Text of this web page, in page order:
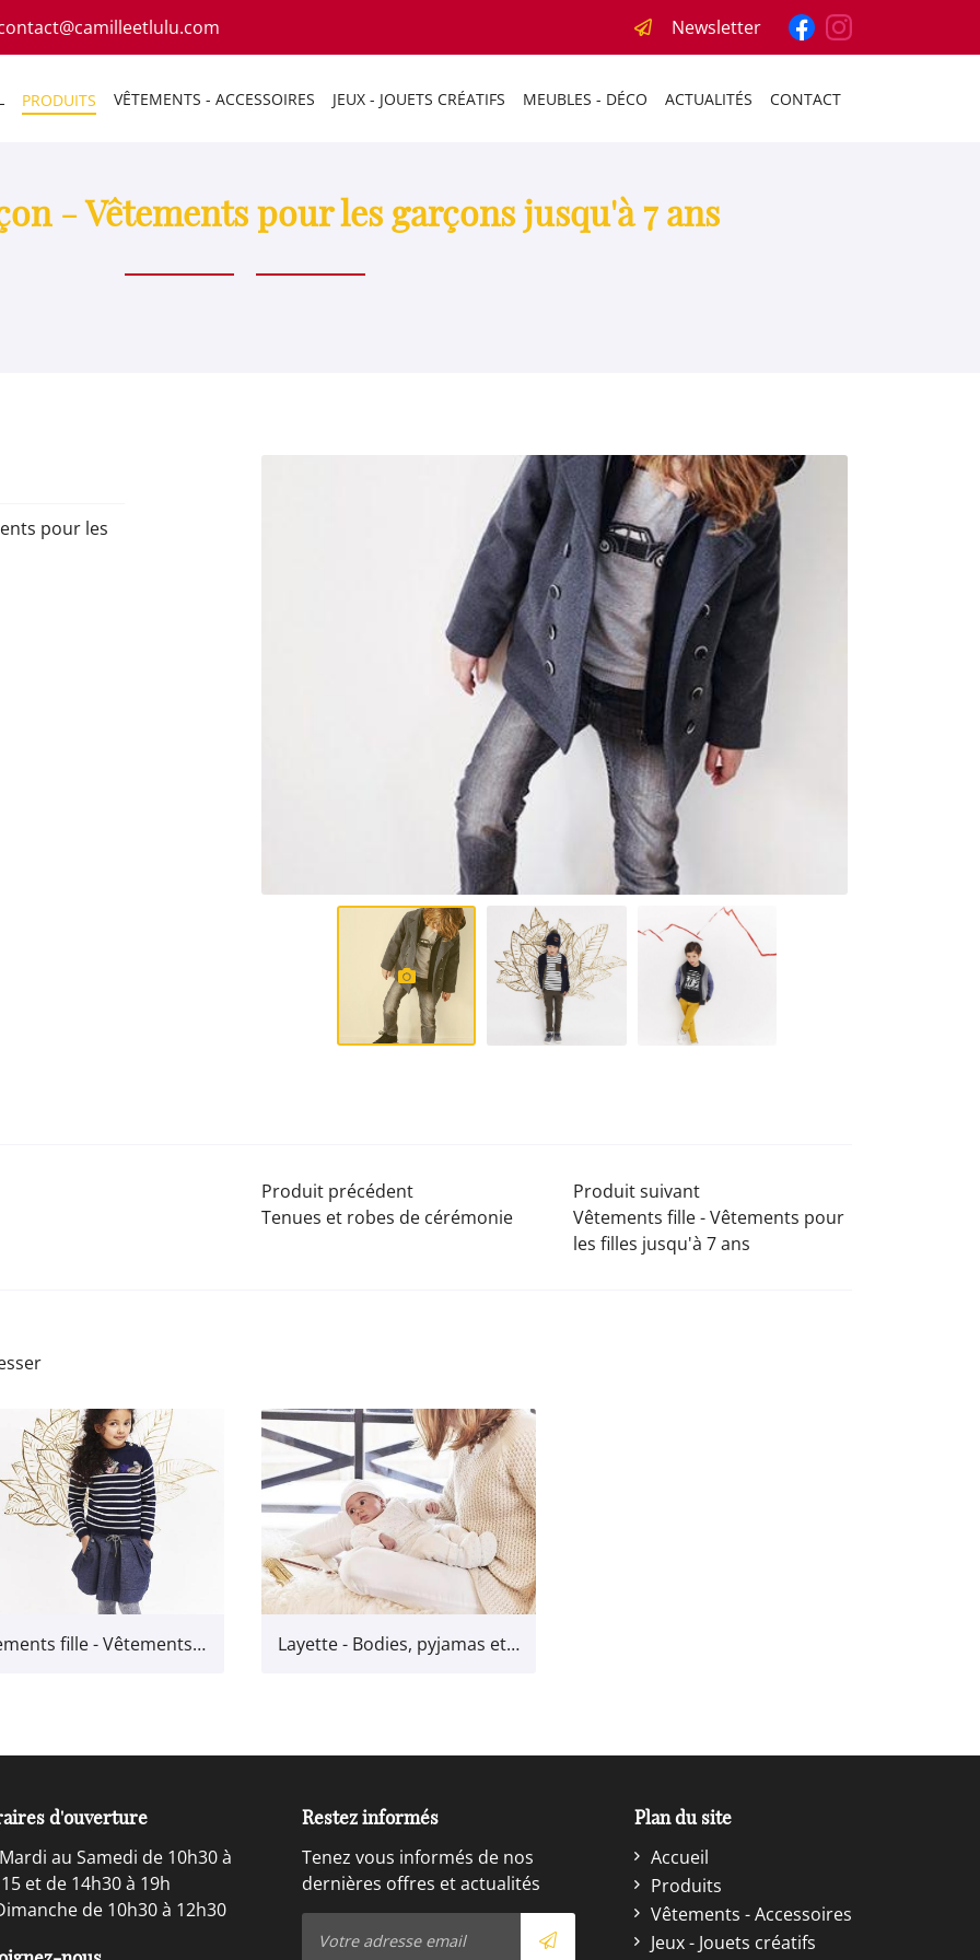
Newsletter
PRODUITS VÊTEMENTS - ACCESSOIRES JEUX - JOUETS CRÉATIFS MEUBLES - DÉCO ACTUALITÉS CONTACT
en
- Vêtements pour les garçons jusqu'à 7 ans
pour les
Produit précédent
Tenues et robes de cérémonie
Produit suivant
Vêtements fille - Vêtements pour
les filles jusqu'à 7 ans
Vêtements fille - Vêtements pour les filles jusqu'à 7 ans Layette - Bodies, pyjamas et combinaisons pour bébé
d'ouverture
au Samedi de 10h30 à
et de 14h30 à 19h
de 10h30 à 12h30
Restez informés
Tenez vous informés de nos
dernières offres et actualités
Plan du site
Accueil
Produits
Vêtements - Accessoires
Jeux - Jouets créatifs